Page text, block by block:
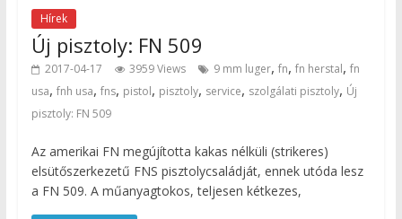
Hírek
Új pisztoly: FN 509
2017-04-17 3959 Views 9 mm luger, fn, fn herstal, fn
usa, fnh usa, fns, pistol, pisztoly, service, szolgálati pisztoly, Új
pisztoly: FN 509
Az amerikai FN megújította kakas nélküli (strikeres)
elsütőszerkezetű FNS pisztolycsaládját, ennek utóda lesz
a FN 509. A műanyagtokos, teljesen kétkezes,